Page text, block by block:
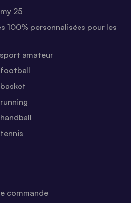
25
100% personnalisées pour les
amateur
football
commande